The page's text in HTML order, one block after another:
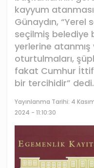
kayyum
Günaydın,
seçilmiş belediye
yerlerine
oturtulmaları,
fakat Cumhur
bir tercihidir” dedi.
Yayınlanma Tarihi: 4
2024 - 11:10:30